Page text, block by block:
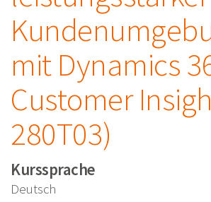
mit Dynamics
Customer
280T03)
Kurssprache
Deutsch